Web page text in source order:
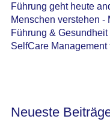
Führung geht heute
Menschen verstehen -
Führung & Gesundheit
SelfCare Management
Neueste